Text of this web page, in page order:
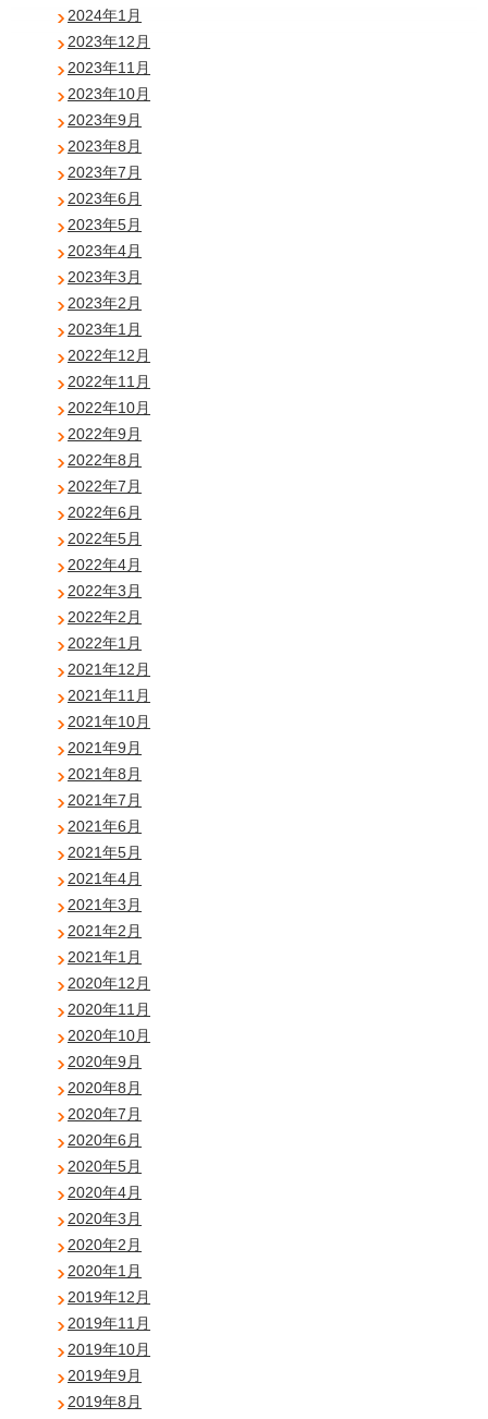
2024年1月
2023年12月
2023年11月
2023年10月
2023年9月
2023年8月
2023年7月
2023年6月
2023年5月
2023年4月
2023年3月
2023年2月
2023年1月
2022年12月
2022年11月
2022年10月
2022年9月
2022年8月
2022年7月
2022年6月
2022年5月
2022年4月
2022年3月
2022年2月
2022年1月
2021年12月
2021年11月
2021年10月
2021年9月
2021年8月
2021年7月
2021年6月
2021年5月
2021年4月
2021年3月
2021年2月
2021年1月
2020年12月
2020年11月
2020年10月
2020年9月
2020年8月
2020年7月
2020年6月
2020年5月
2020年4月
2020年3月
2020年2月
2020年1月
2019年12月
2019年11月
2019年10月
2019年9月
2019年8月